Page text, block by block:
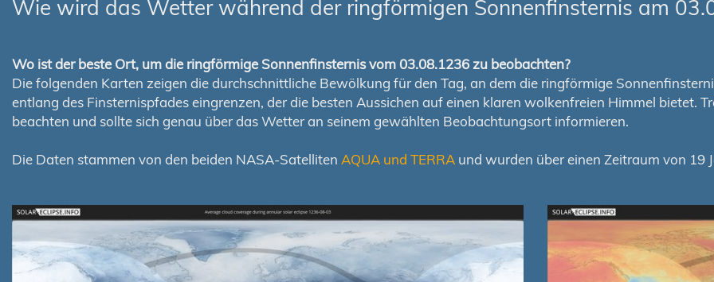
Wie wird das Wetter während der ringförmigen Sonnenfinsternis am
Wo ist der beste Ort, um die ringförmige Sonnenfinsternis vom 03.08.1236 zu beobachten?
Die folgenden Karten zeigen die durchschnittliche Bewölkung für den Tag, an dem die ringförmige
entlang des Finsternispfades eingrenzen, der die besten Aussichen auf einen klaren wolkenfreien Himmel bietet.
beachten und sollte sich genau über das Wetter an seinem gewählten Beobachtungsort informieren.
Die Daten stammen von den beiden NASA-Satelliten AQUA und TERRA und wurden über einen Zeitraum von 19